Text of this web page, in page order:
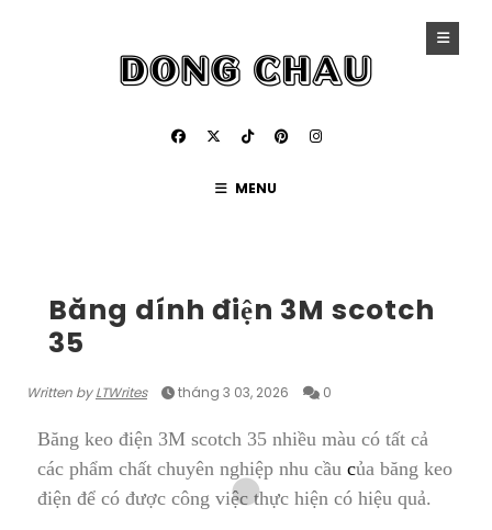
MENU
Băng dính điện 3M scotch
35
Written byLTWrites tháng 3 03, 2026 0
Băng keo điện 3M scotch 35 nhiều màu có tất cả
các phẩm chất chuyên nghiệp nhu cầu của băng keo
điện để có được công việc thực hiện có hiệu quả.